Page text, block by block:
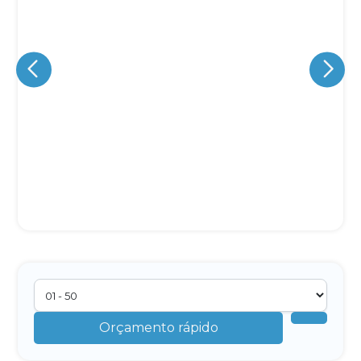
Orçamento rápido